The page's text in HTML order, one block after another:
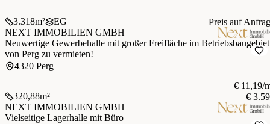
3.318m² EG
Preis auf
NEXT IMMOBILIEN GMBH
Neuwertige Gewerbehalle mit großer Freifläche im Betriebsbaugebiet
von Perg zu vermieten!
4320 Perg
320,88m²
€ 11,19/
€
NEXT IMMOBILIEN GMBH
Vielseitige Lagerhalle mit Büro